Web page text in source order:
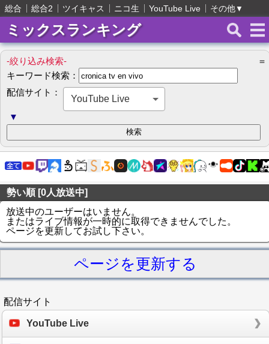
総合 総合2 ツイキャス ニコ生 YouTube Live その他▼
ミックスランキング
-絞り込み検索-
＝
キーワード検索：
配信サイト：
YouTube Live
▼
勢い順 [0人放送中]
放送中のユーザーはいません。
またはライブ情報が一時的に取得できませんでした。
ページを更新してお試し下さい。
ページを更新する
配信サイト
YouTube Live